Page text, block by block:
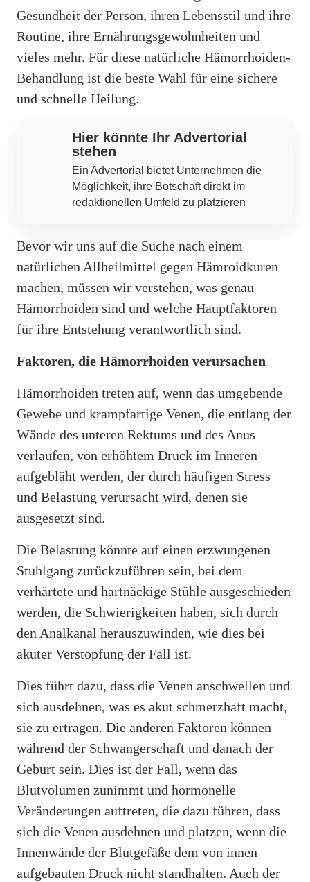
Gesundheit der Person, ihren Lebensstil und ihre
Routine, ihre Ernährungsgewohnheiten und
vieles mehr. Für diese natürliche Hämorrhoiden-
Behandlung ist die beste Wahl für eine sichere
und schnelle Heilung.
Hier könnte Ihr Advertorial
stehen
Ein Advertorial bietet Unternehmen die
Möglichkeit, ihre Botschaft direkt im
redaktionellen Umfeld zu platzieren
Bevor wir uns auf die Suche nach einem
natürlichen Allheilmittel gegen Hämroidkuren
machen, müssen wir verstehen, was genau
Hämorrhoiden sind und welche Hauptfaktoren
für ihre Entstehung verantwortlich sind.
Faktoren, die Hämorrhoiden verursachen
Hämorrhoiden treten auf, wenn das umgebende
Gewebe und krampfartige Venen, die entlang der
Wände des unteren Rektums und des Anus
verlaufen, von erhöhtem Druck im Inneren
aufgebläht werden, der durch häufigen Stress
und Belastung verursacht wird, denen sie
ausgesetzt sind.
Die Belastung könnte auf einen erzwungenen
Stuhlgang zurückzuführen sein, bei dem
verhärtete und hartnäckige Stühle ausgeschieden
werden, die Schwierigkeiten haben, sich durch
den Analkanal herauszuwinden, wie dies bei
akuter Verstopfung der Fall ist.
Dies führt dazu, dass die Venen anschwellen und
sich ausdehnen, was es akut schmerzhaft macht,
sie zu ertragen. Die anderen Faktoren können
während der Schwangerschaft und danach der
Geburt sein. Dies ist der Fall, wenn das
Blutvolumen zunimmt und hormonelle
Veränderungen auftreten, die dazu führen, dass
sich die Venen ausdehnen und platzen, wenn die
Innenwände der Blutgefäße dem von innen
aufgebauten Druck nicht standhalten. Auch der